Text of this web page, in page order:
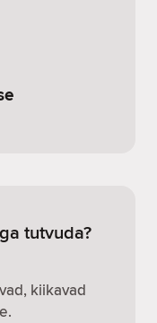
tutvuda?
kiikavad